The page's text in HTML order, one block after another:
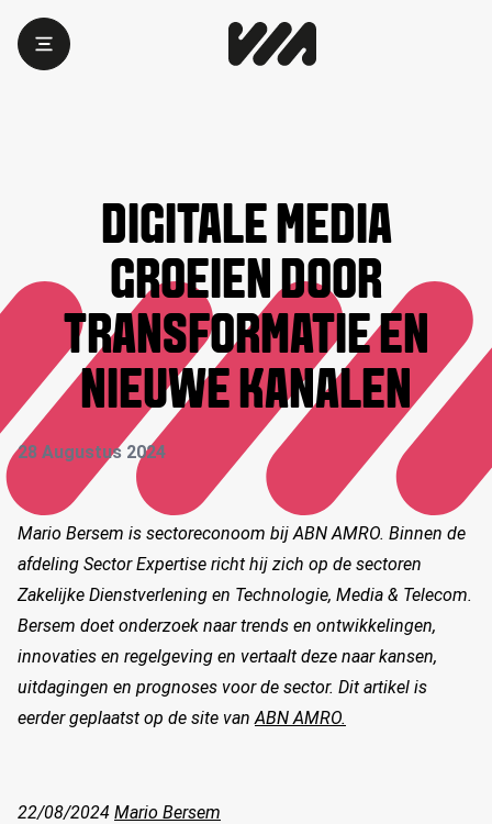
DIGITALE MEDIA
GROEIEN DOOR
TRANSFORMATIE EN
NIEUWE KANALEN
28 Augustus 2024
Mario Bersem is sectoreconoom bij ABN AMRO. Binnen de
afdeling Sector Expertise richt hij zich op de sectoren
Zakelijke Dienstverlening en Technologie, Media & Telecom.
Bersem doet onderzoek naar trends en ontwikkelingen,
innovaties en regelgeving en vertaalt deze naar kansen,
uitdagingen en prognoses voor de sector. Dit artikel is
eerder geplaatst op de site vanABN AMRO.
22/08/2024 Mario Bersem